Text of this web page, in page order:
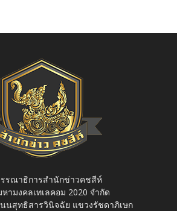
รรณาธิการสำนักข่าวคชสีห์
ามงคลเทเลคอม 2020 จำกัด
นสุทธิสารวินิจฉัย แขวงรัชดาภิเษก